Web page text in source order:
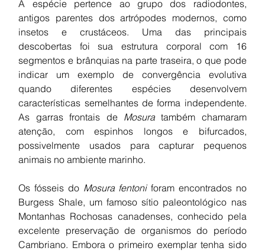
A espécie pertence ao grupo dos radiodontes,
antigos parentes dos artrópodes modernos, como
insetos e crustáceos. Uma das principais
descobertas foi sua estrutura corporal com 16
segmentos e brânquias na parte traseira, o que pode
indicar um exemplo de convergência evolutiva
quando diferentes espécies desenvolvem
características semelhantes de forma independente.
As garras frontais de Mosura também chamaram
atenção, com espinhos longos e bifurcados,
possivelmente usados para capturar pequenos
animais no ambiente marinho.
Os fósseis do Mosura fentoni foram encontrados no
Burgess Shale, um famoso sítio paleontológico nas
Montanhas Rochosas canadenses, conhecido pela
excelente preservação de organismos do período
Cambriano. Embora o primeiro exemplar tenha sido